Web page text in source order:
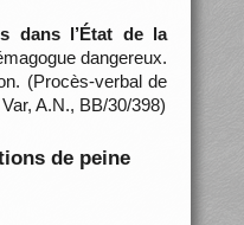
dans l’État de la
dangereux.
(Procès-verbal de
A.N., BB/30/398)
de peine